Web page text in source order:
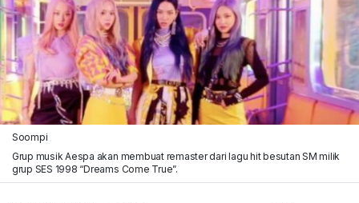
Soompi
Grup musik Aespa akan membuat remaster dari lagu hit besutan SM milik
grup SES 1998 “Dreams Come True”.